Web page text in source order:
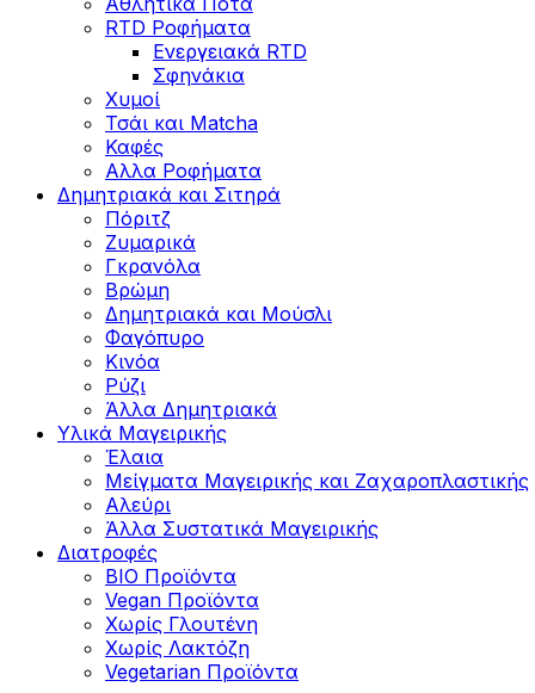
RTD Ροφήματα
Ενεργειακά RTD
Σφηνάκια
Χυμοί
Τσάι και Matcha
Καφές
Αλλα Ροφήματα
Δημητριακά και Σιτηρά
Πόριτζ
Ζυμαρικά
Γκρανόλα
Βρώμη
Δημητριακά και Μούσλι
Φαγόπυρο
Κινόα
Ρύζι
Άλλα Δημητριακά
Υλικά Μαγειρικής
Έλαια
Μείγματα Μαγειρικής και Ζαχαροπλαστικής
Αλεύρι
Άλλα Συστατικά Μαγειρικής
Διατροφές
BIO Προϊόντα
Vegan Προϊόντα
Χωρίς Γλουτένη
Χωρίς Λακτόζη
Vegetarian Προϊόντα